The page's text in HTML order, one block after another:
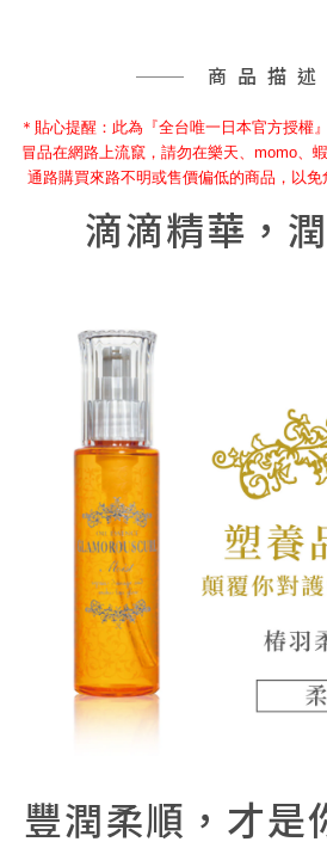
商品描述
＊貼心提醒：此為 『全台唯一日本官方授權
冒品在網路上流竄，請勿在樂天、momo、
通路購買來路不明或售價偏低的商品，以免
滴滴精華，
豐潤柔順，才是